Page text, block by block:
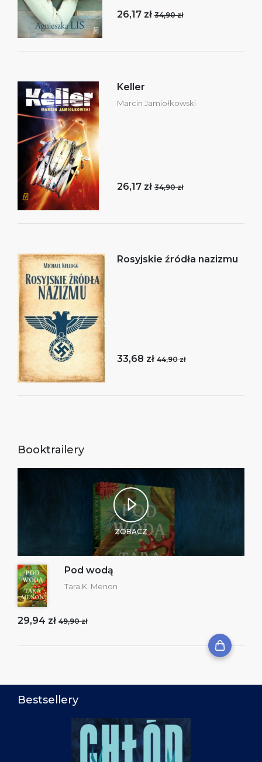
26,17 zł 34,90 zł
Keller
Marcin Jamiołkowski
26,17 zł 34,90 zł
Rosyjskie źródła nazizmu
33,68 zł 44,90 zł
Booktrailery
ZOBACZ
Pod wodą
Tara K. Menon
29,94 zł 49,90 zł
Bestsellery